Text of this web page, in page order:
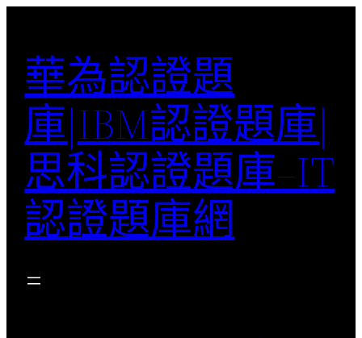
華為認證題
庫|IBM認證題庫|
思科認證題庫–IT
認證題庫網